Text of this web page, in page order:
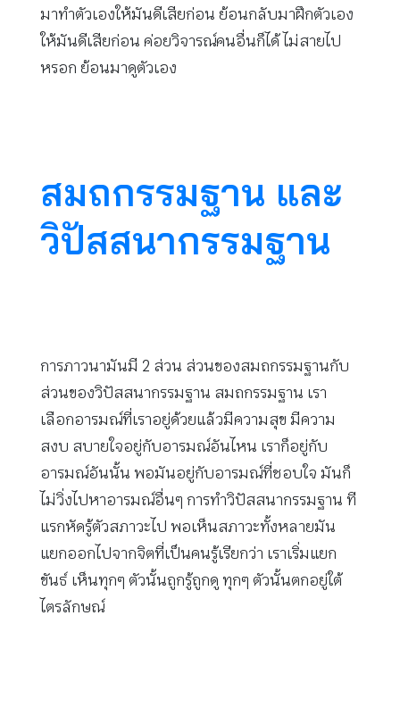
มาทำตัวเองให้มันดีเสียก่อน ย้อนกลับมาฝึกตัวเอง
ให้มันดีเสียก่อน ค่อยวิจารณ์คนอื่นก็ได้ ไม่สายไป
หรอก ย้อนมาดูตัวเอง
สมถกรรมฐาน และ
วิปัสสนากรรมฐาน
การภาวนามันมี 2 ส่วน ส่วนของสมถกรรมฐานกับ
ส่วนของวิปัสสนากรรมฐาน สมถกรรมฐาน เรา
เลือกอารมณ์ที่เราอยู่ด้วยแล้วมีความสุข มีความ
สงบ สบายใจอยู่กับอารมณ์อันไหน เราก็อยู่กับ
อารมณ์อันนั้น พอมันอยู่กับอารมณ์ที่ชอบใจ มันก็
ไม่วิ่งไปหาอารมณ์อื่นๆ การทำวิปัสสนากรรมฐาน ที
แรกหัดรู้ตัวสภาวะไป พอเห็นสภาวะทั้งหลายมัน
แยกออกไปจากจิตที่เป็นคนรู้เรียกว่า เราเริ่มแยก
ขันธ์ เห็นทุกๆ ตัวนั้นถูกรู้ถูกดู ทุกๆ ตัวนั้นตกอยู่ใต้
ไตรลักษณ์